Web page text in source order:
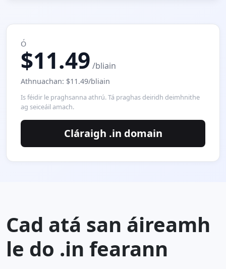
Ó
$11.49 /bliain
Athnuachan: $11.49/bliain
Is féidir le praghsanna athrú. Tá praghas deiridh deimhnithe
ag seiceáil amach.
Cláraigh .in domain
Cad atá san áireamh
le do .in fearann